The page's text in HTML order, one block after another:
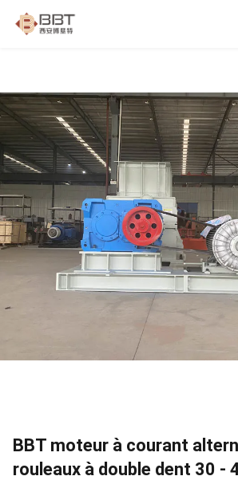
BBT moteur à courant
rouleaux à double dent 30 -